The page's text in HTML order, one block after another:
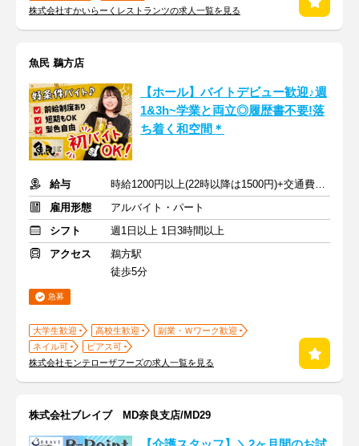
株式会社すかいらーくレストランツの求人一覧を見る
魚民 鵜方店
【ホール】バイトデビュー歓迎♪週
1&3h~学業と両立◎履歴書不要!落
ち着く和空間＊
給与
時給1200円以上(22時以降は1500円)+交通費規定内支給
雇用形態
アルバイト・パート
シフト
週1日以上 1日3時間以上
アクセス
鵜方駅
徒歩5分
急募
大学生歓迎 高校生歓迎
副業・Ｗワーク歓迎
ネイル可
ピアス可
株式会社モンテローザフーズの求人一覧を見る
株式会社ブレイブ MD奈良支店/MD29